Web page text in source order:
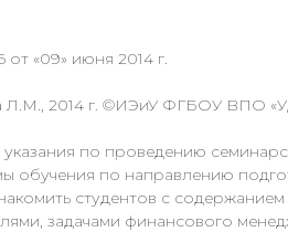
«09» июня 2014 г.
Л.М., 2014 г. ©ИЭиУ ФГБОУ ВПО
по проведению
обучения по направлению
студентов с
задачами финансового